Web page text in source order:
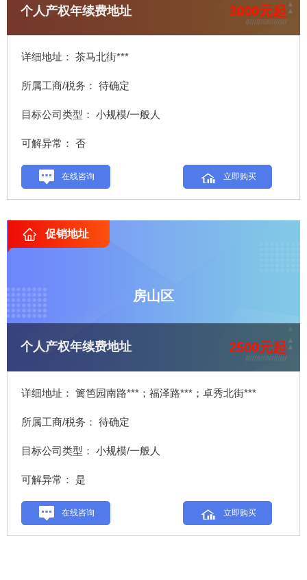
个人产权年续费地址 3000元起
详细地址： 茶马北街***
所属工商/税务： 待确定
目标公司类型： 小规模/一般人
可解异常： 否
在线咨询 立即购买
促销地址
个人产权年续费地址 2500元起
房山区
详细地址： 篱笆园南路***；福泽路***；卓秀北街***
所属工商/税务： 待确定
目标公司类型： 小规模/一般人
可解异常： 是
在线咨询 立即购买